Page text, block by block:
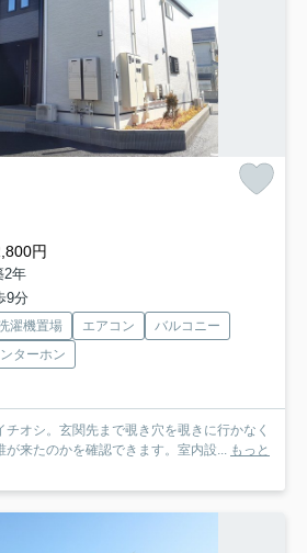
円
2年
9分
濯機置場 エアコン
バルコニー
ターホン
チオシ。玄関先まで覗き穴を覗きに行かなく
が来たのかを確認できます。室内設... もっと